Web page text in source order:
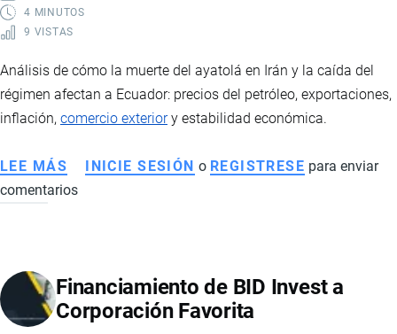
4 MINUTOS
9 VISTAS
Análisis de cómo la muerte del ayatolá en Irán y la caída del
régimen afectan a Ecuador: precios del petróleo, exportaciones,
inflación, comercio exteriory estabilidad económica.
LEE MÁS SOBRE
CRISIS
LA
MUERTE
INICIE SESIÓN o REGISTRESE para enviar
comentarios
Financiamiento de BID Invest a
Corporación Favorita